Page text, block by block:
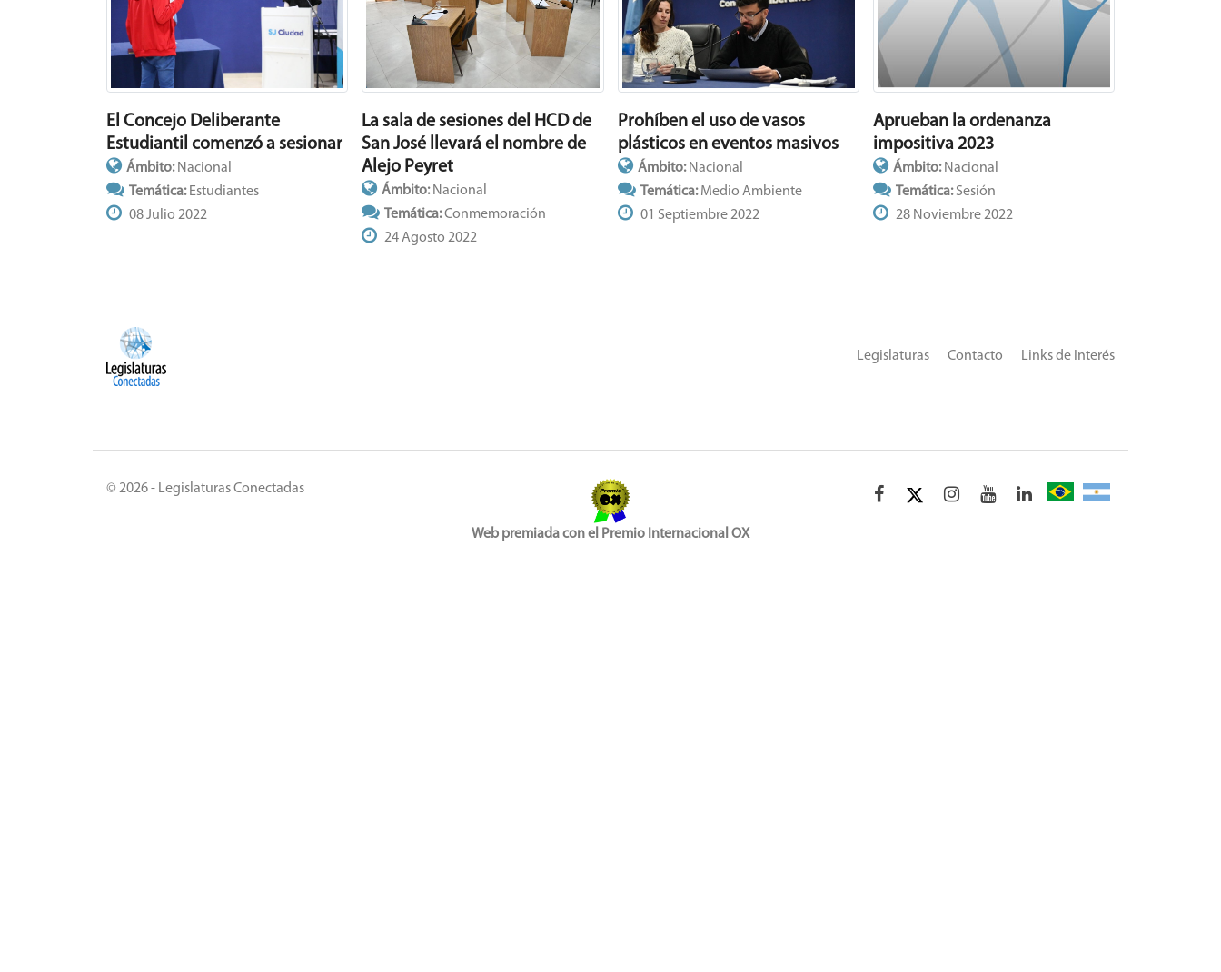
El Concejo Deliberante
Estudiantil comenzó a sesionar
Ámbito: Nacional
Temática: Estudiantes
08 Julio 2022
La sala de sesiones del HCD de
San José llevará el nombre de
Alejo Peyret
Ámbito: Nacional
Temática:Conmemoración
24 Agosto 2022
Prohíben el uso de vasos
plásticos en eventos masivos
Ámbito: Nacional
Temática:Medio Ambiente
01 Septiembre 2022
Aprueban la ordenanza
impositiva 2023
Ámbito: Nacional
Temática:Sesión
28 Noviembre 2022
Links de Interés
Contacto
Legislaturas
© 2026 - Legislaturas Conectadas
Web premiada con el Premio Internacional OX